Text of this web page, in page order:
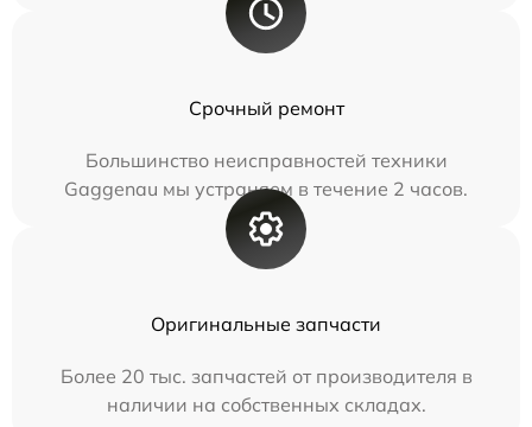
Срочный ремонт
Большинство неисправностей техники
Gaggenau мы устраняем в течение 2 часов.
Оригинальные запчасти
Более 20 тыс. запчастей от производителя в
наличии на собственных складах.